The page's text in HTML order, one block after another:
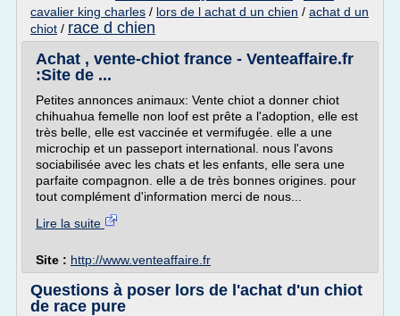
cavalier king charles / lors de l achat d un chien / achat d un
chiot / race d chien
Achat , vente-chiot france - Venteaffaire.fr
:Site de ...
Petites annonces animaux: Vente chiot a donner chiot
chihuahua femelle non loof est prête a l'adoption, elle est
très belle, elle est vaccinée et vermifugée. elle a une
microchip et un passeport international. nous l'avons
sociabilisée avec les chats et les enfants, elle sera une
parfaite compagnon. elle a de très bonnes origines. pour
tout complément d'information merci de nous...
Lire la suite
Site : http://www.venteaffaire.fr
Questions à poser lors de l'achat d'un chiot
de race pure